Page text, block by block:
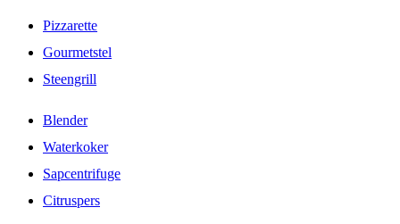
Pizzarette
Gourmetstel
Steengrill
Blender
Waterkoker
Sapcentrifuge
Citruspers